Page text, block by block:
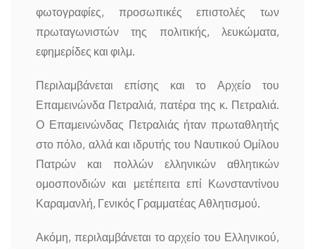
φωτογραφίες, προσωπικές επιστολές των
πρωταγωνιστών της πολιτικής, λευκώματα,
εφημερίδες και φιλμ.
Περιλαμβάνεται επίσης και το Αρχείο του
Επαμεινώνδα Πετραλιά, πατέρα της κ. Πετραλιά.
Ο Επαμεινώνδας Πετραλιάς ήταν πρωταθλητής
στο πόλο, αλλά και ιδρυτής του Ναυτικού Ομίλου
Πατρών και πολλών ελληνικών αθλητικών
ομοσπονδιών και μετέπειτα επί Κωνσταντίνου
Καραμανλή, Γενικός Γραμματέας Αθλητισμού.
Ακόμη, περιλαμβάνεται το αρχείο του Ελληνικού,